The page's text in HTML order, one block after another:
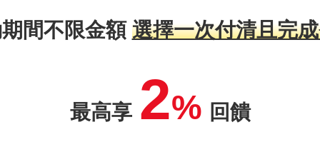
間不限金額 選擇一次付清且完
最高享 2% 回饋